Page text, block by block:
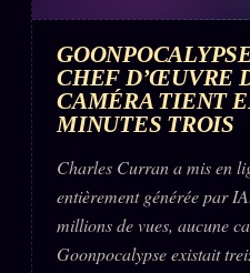
CHEF D’ŒUVRE
CAMÉRA TIENT
MINUTES TROIS
Charles Curran a mis en
entièrement générée par
millions de vues, aucune
Goonpocalypse existait